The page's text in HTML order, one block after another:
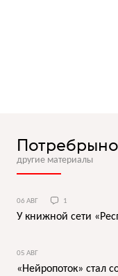
другие материалы
06 АВГ 1
У книжной сети
05 АВГ
«Нейропоток» стал